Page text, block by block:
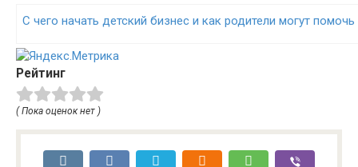
С чего начать детский бизнес и как родители могут помочь
Рейтинг
( Пока оценок нет )